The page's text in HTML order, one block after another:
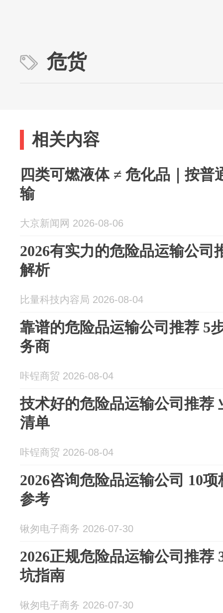
危货
相关内容
四类可燃液体 ≠ 危化品｜按普
输
大京新闻网 2026-08-06
2026有实力的危险品运输公司
解析
比量科技内容局 2026-08-04
靠谱的危险品运输公司推荐 5
务商
咔锃商贸 2026-08-04
技术好的危险品运输公司推荐
清单
咔锃商贸 2026-08-04
2026咨询危险品运输公司 10
参考
锹匆电子商务 2026-07-30
2026正规危险品运输公司推荐
坑指南
锹匆电子商务 2026-07-30